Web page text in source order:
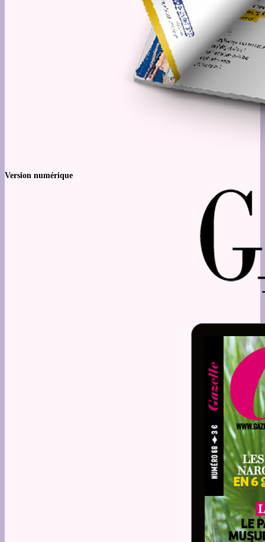
Version numérique